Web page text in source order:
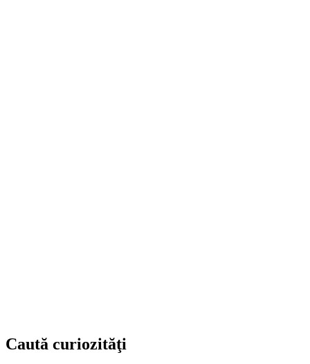
Caută curiozităţi